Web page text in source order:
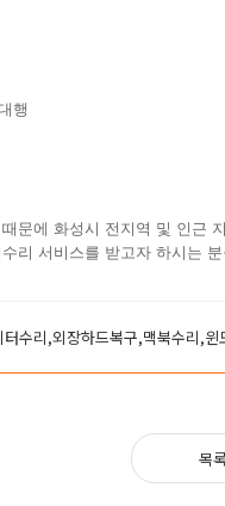
행
문에 화성시 전지역 및 인근
리 서비스를 받고자 하시는
수리,외장하드복구,맥북수리,윈
목